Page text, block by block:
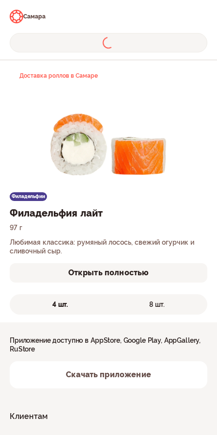
Самара
Доставка роллов в Самаре
Филадельфии
Филадельфия лайт
97 г
Любимая классика: румяный лосось, свежий огурчик и
сливочный сыр.
Открыть полностью
4 шт. 8 шт.
Клиентам
Приложение доступно в AppStore, Google Play, AppGallery,
RuStore
Скачать приложение